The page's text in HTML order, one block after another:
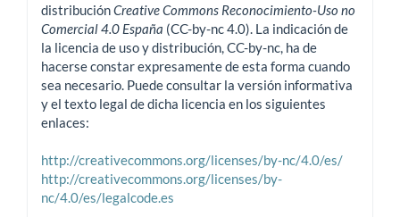
distribuciónCreative Commons Reconocimiento-Uso no
Comercial 4.0 España (CC-by-nc 4.0). La indicación de
la licencia de uso y distribución, CC-by-nc, ha de
hacerse constar expresamente de esta forma cuando
sea necesario. Puede consultar la versión informativa
y el texto legal de dicha licencia en los siguientes
enlaces:
http://creativecommons.org/licenses/by-nc/4.0/es/
http://creativecommons.org/licenses/by-
nc/4.0/es/legalcode.es